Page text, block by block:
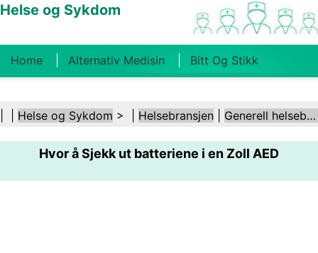
Helse og Sykdom
Home Alternativ Medisin Bitt Og Stikk
Kosthold Og Ernæring Familiehelse
Helsebransjen Psykisk Helse Folkehelse Og
Sikkerhet Kirurgi Og Prosedyrer Helse
Helse og Sykdom > | Helsebransjen Generell helsebransje
Hvor å Sjekk ut batteriene i en Zoll AED